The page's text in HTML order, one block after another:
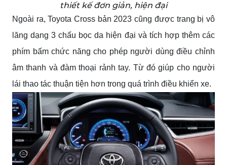
thiết kế đơn giản, hiện đại
Ngoài ra, Toyota Cross bản 2023 cũng được trang bị vô
lăng dạng 3 chấu bọc da hiện đại và tích hợp thêm các
phím bấm chức năng cho phép người dùng điều chỉnh
âm thanh và đàm thoại rảnh tay. Từ đó giúp cho người
lái thao tác thuận tiện hơn trong quá trình điều khiển xe.